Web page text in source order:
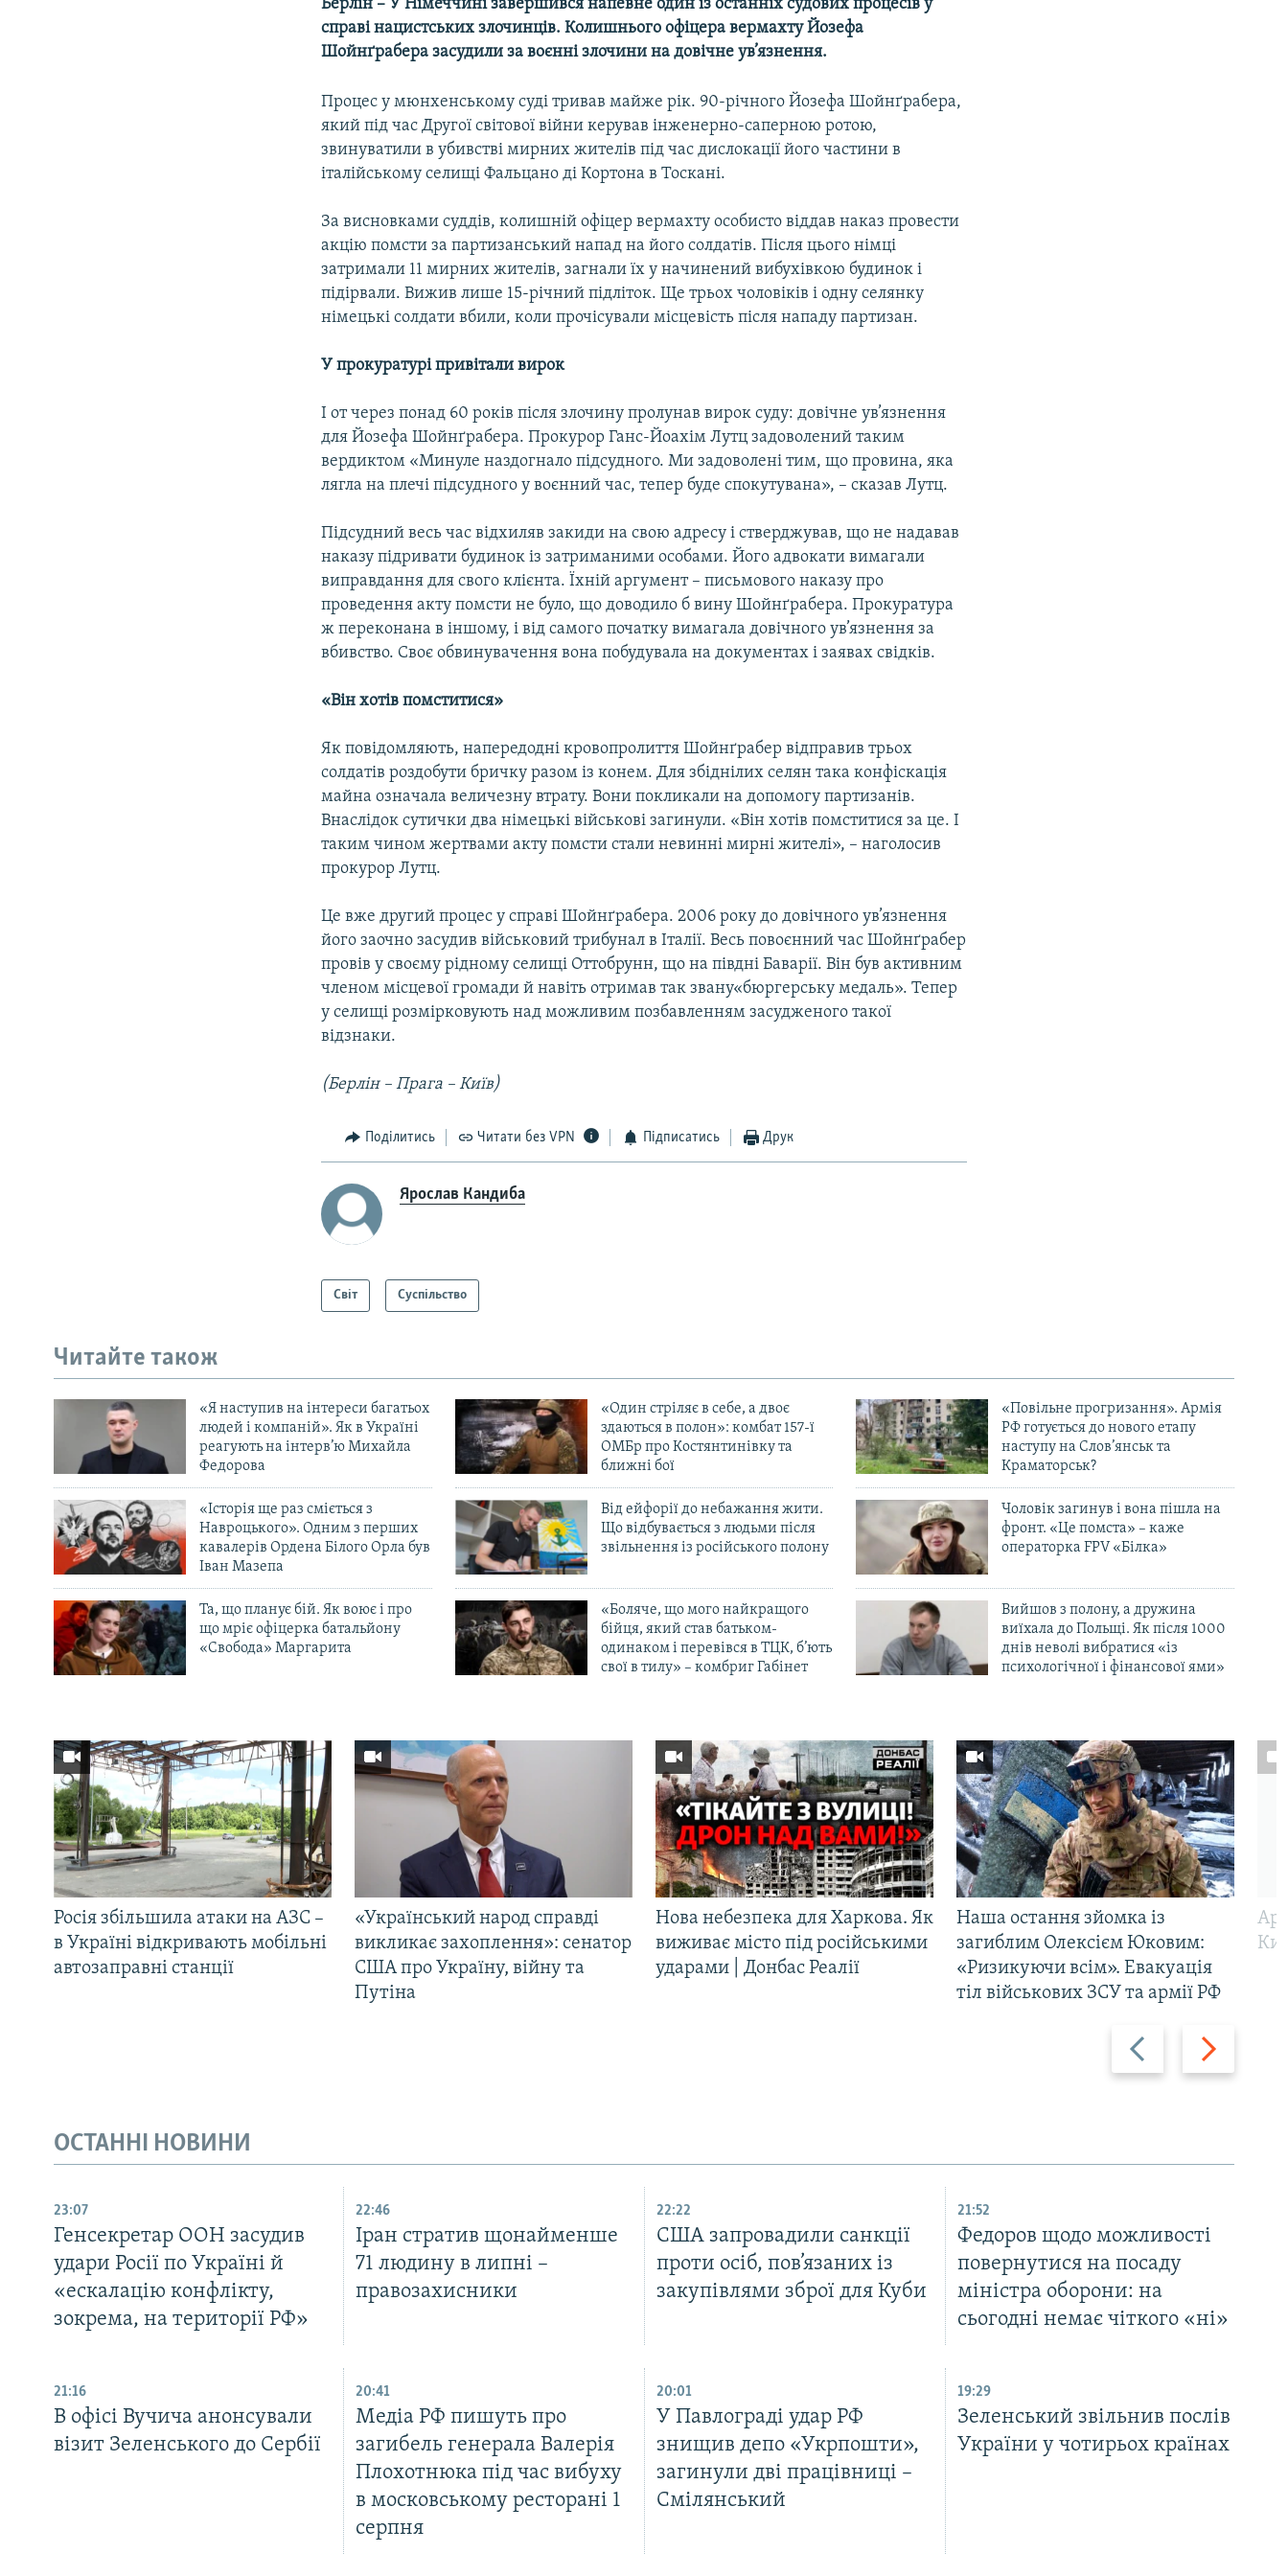
Берлін – У Німеччині завершився напевне один із останніх судових процесів у
справі нацистських злочинців. Колишнього офіцера вермахту Йозефа
Шойнґрабера засудили за воєнні злочини на довічне ув’язнення.
Процес у мюнхенському суді тривав майже рік. 90-річного Йозефа Шойнґрабера,
який під час Другої світової війни керував інженерно-саперною ротою,
звинуватили в убивстві мирних жителів під час дислокації його частини в
італійському селищі Фальцано ді Кортона в Тоскані.
За висновками суддів, колишній офіцер вермахту особисто віддав наказ провести
акцію помсти за партизанський напад на його солдатів. Після цього німці
затримали 11 мирних жителів, загнали їх у начинений вибухівкою будинок і
підірвали. Вижив лише 15-річний підліток. Ще трьох чоловіків і одну селянку
німецькі солдати вбили, коли прочісували місцевість після нападу партизан.
У прокуратурі привітали вирок
І от через понад 60 років після злочину пролунав вирок суду: довічне ув’язнення
для Йозефа Шойнґрабера. Прокурор Ганс-Йоахім Лутц задоволений таким
вердиктом «Минуле наздогнало підсудного. Ми задоволені тим, що провина, яка
лягла на плечі підсудного у воєнний час, тепер буде спокутувана», – сказав Лутц.
Підсудний весь час відхиляв закиди на свою адресу і стверджував, що не надавав
наказу підривати будинок із затриманими особами. Його адвокати вимагали
виправдання для свого клієнта. Їхній аргумент – письмового наказу про
проведення акту помсти не було, що доводило б вину Шойнґрабера. Прокуратура
ж переконана в іншому, і від самого початку вимагала довічного ув’язнення за
вбивство. Своє обвинувачення вона побудувала на документах і заявах свідків.
«Він хотів помститися»
Як повідомляють, напередодні кровопролиття Шойнґрабер відправив трьох
солдатів роздобути бричку разом із конем. Для збіднілих селян така конфіскація
майна означала величезну втрату. Вони покликали на допомогу партизанів.
Внаслідок сутички два німецькі військові загинули. «Він хотів помститися за це. І
таким чином жертвами акту помсти стали невинні мирні жителі», – наголосив
прокурор Лутц.
Це вже другий процес у справі Шойнґрабера. 2006 року до довічного ув’язнення
його заочно засудив військовий трибунал в Італії. Весь повоєнний час Шойнґрабер
провів у своєму рідному селищі Оттобрунн, що на півдні Баварії. Він був активним
членом місцевої громади й навіть отримав так звану«бюргерську медаль». Тепер
у селищі розмірковують над можливим позбавленням засудженого такої
відзнаки.
(Берлін – Прага – Київ)
Поділитись Читати без VPN Підписатись Друк
Ярослав Кандиба
Світ Суспільство
Читайте також
«Я наступив на інтереси багатьох
людей і компаній». Як в Україні
реагують на інтерв’ю Михайла
Федорова
«Один стріляє в себе, а двоє
здаються в полон»: комбат 157-ї
ОМБр про Костянтинівку та
ближні бої
«Повільне прогризання». Армія
РФ готується до нового етапу
наступу на Слов’янськ та
Краматорськ?
«Історія ще раз сміється з
Навроцького». Одним з перших
кавалерів Ордена Білого Орла був
Іван Мазепа
Від ейфорії до небажання жити.
Що відбувається з людьми після
звільнення із російського полону
Чоловік загинув і вона пішла на
фронт. «Це помста» – каже
операторка FPV «Білка»
Та, що планує бій. Як воює і про
що мріє офіцерка батальйону
«Свобода» Маргарита
«Боляче, що мого найкращого
бійця, який став батьком-
одинаком і перевівся в ТЦК, б’ють
свої в тилу» – комбриг Габінет
Вийшов з полону, а дружина
виїхала до Польщі. Як після 1000
днів неволі вибратися «із
психологічної і фінансової ями»
Назад Вперед
Росія збільшила атаки на АЗС –
в Україні відкривають мобільні
автозаправні станції
«Український народ справді
викликає захоплення»: сенатор
США про Україну, війну та
Путіна
Нова небезпека для Харкова. Як
виживає місто під російськими
ударами | Донбас Реалії
Наша остання зйомка із
загиблим Олексієм Юковим:
«Ризикуючи всім». Евакуація
тіл військових ЗСУ та армії РФ
ОСТАННІ НОВИНИ
23:07
Генсекретар ООН засудив
удари Росії по Україні й
«ескалацію конфлікту,
зокрема, на території РФ»
22:46
Іран стратив щонайменше
71 людину в липні –
правозахисники
22:22
США запровадили санкції
проти осіб, пов’язаних із
закупівлями зброї для Куби
21:52
Федоров щодо можливості
повернутися на посаду
міністра оборони: на
сьогодні немає чіткого «ні»
21:16
В офісі Вучича анонсували
візит Зеленського до Сербії
20:41
Медіа РФ пишуть про
загибель генерала Валерія
Плохотнюка під час вибуху
в московському ресторані 1
серпня
20:01
У Павлограді удар РФ
знищив депо «Укрпошти»,
загинули дві працівниці –
Смілянський
19:29
Зеленський звільнив послів
України у чотирьох країнах